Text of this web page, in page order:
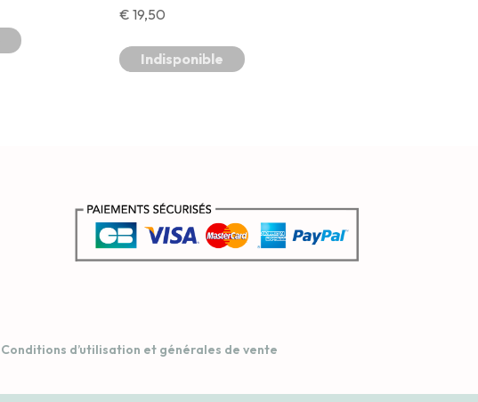
€ 19,50
Indisponible
Conditions d’utilisation et générales de vente